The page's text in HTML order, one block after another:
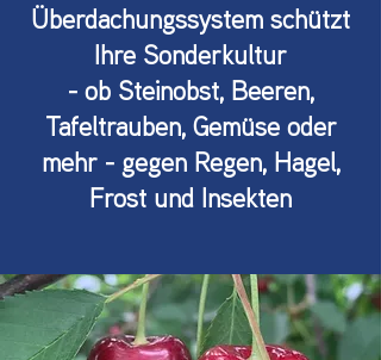
Überdachungssystem schützt
Ihre Sonderkultur
- ob Steinobst, Beeren,
Tafeltrauben, Gemüse oder
mehr - gegen Regen, Hagel,
Frost und Insekten